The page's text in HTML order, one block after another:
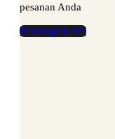
pesanan Anda
Hubungi Kami